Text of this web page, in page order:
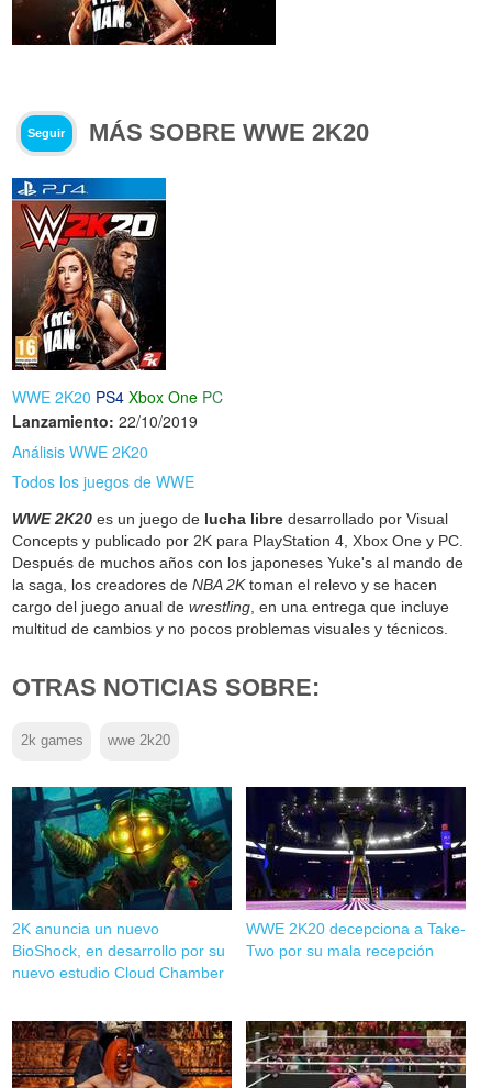
Seguir MÁS SOBRE WWE 2K20
WWE 2K20 PS4 Xbox One PC
Lanzamiento: 22/10/2019
Análisis WWE 2K20
Todos los juegos de WWE
WWE 2K20 es un juego de lucha libre desarrollado por Visual
Concepts y publicado por 2K para PlayStation 4, Xbox One y PC.
Después de muchos años con los japoneses Yuke's al mando de
la saga, los creadores deNBA 2Ktoman el relevo y se hacen
cargo del juego anual dewrestling , en una entrega que incluye
multitud de cambios y no pocos problemas visuales y técnicos.
OTRAS NOTICIAS SOBRE:
2k games wwe 2k20
2K anuncia un nuevo
BioShock, en desarrollo por su
nuevo estudio Cloud Chamber
WWE 2K20 decepciona a Take-
Two por su mala recepción